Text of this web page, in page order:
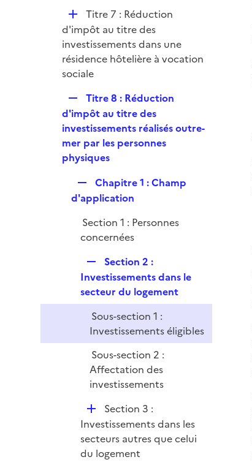
e
r
D
é
p
l
i
Titre 7 : Réduction
d'impôt au titre des
investissements dans une
résidence hôtelière à vocation
sociale
e
p
l
i
r
Titre 8 : Réduction
d'impôt au titre des
investissements réalisés outre-
mer par les personnes
physiques
e
l
i
Chapitre 1 : Champ
d'application
Section 1 : Personnes
concernées
e
p
l
i
e
Section 2 :
Investissements dans le
secteur du logement
Sous-section 1 :
Investissements éligibles
Sous-section 2 :
Affectation des
investissements
D
é
p
l
Section 3 :
Investissements dans les
secteurs autres que celui
du logement